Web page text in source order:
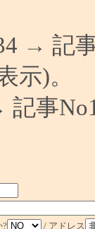
→ 記
示)。
記事
?
/ アドレス